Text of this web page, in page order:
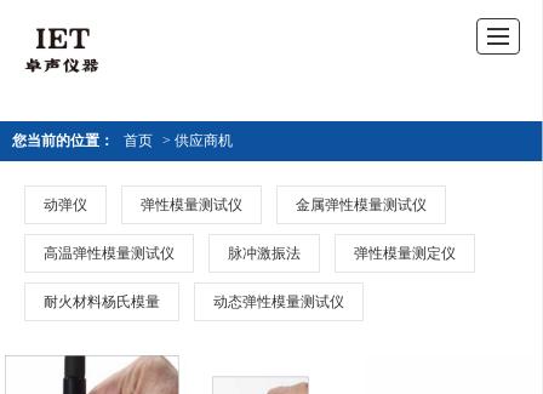
您当前的位置： 首页 > 供应商机
动弹仪 弹性模量测试仪 金属弹性模量测试仪
高温弹性模量测试仪 脉冲激振法 弹性模量测定仪
耐火材料杨氏模量 动态弹性模量测试仪